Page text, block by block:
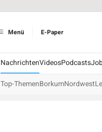
Menü E-Paper
NachrichtenVideosPodcasts
Top-ThemenBorkumNordwest